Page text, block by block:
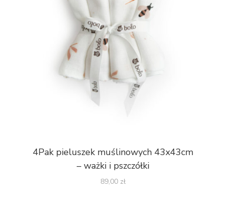
4Pak pieluszek muślinowych 43x43cm
– ważki i pszczółki
89,00 zł